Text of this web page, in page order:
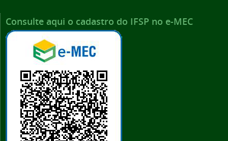
Consulte aqui o cadastro do IFSP no e-MEC